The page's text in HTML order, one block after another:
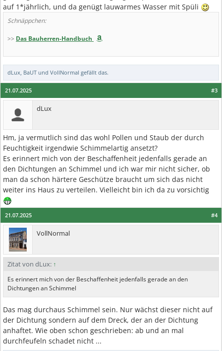
auf 1*jährlich, und da genügt lauwarmes Wasser mit Spüli
Schnäppchen:
>> Das Bauherren-Handbuch
dLux, BaUT und VollNormal gefällt das.
#3
21.07.2025
dLux
Hm, ja vermutlich sind das wohl Pollen und Staub der durch
Feuchtigkeit irgendwie Schimmelartig ansetzt?
Es erinnert mich von der Beschaffenheit jedenfalls gerade an
den Dichtungen an Schimmel und ich war mir nicht sicher, ob
man da schon härtere Geschütze braucht um sich das nicht
weiter ins Haus zu verteilen. Vielleicht bin ich da zu vorsichtig
#4
21.07.2025
VollNormal
Zitat von dLux: ↑
Es erinnert mich von der Beschaffenheit jedenfalls gerade an den
Dichtungen an Schimmel
Das mag durchaus Schimmel sein. Nur wächst dieser nicht auf
der Dichtung sondern auf dem Dreck, der an der Dichtung
anhaftet. Wie oben schon geschrieben: ab und an mal
durchfeufeln schadet nicht ...